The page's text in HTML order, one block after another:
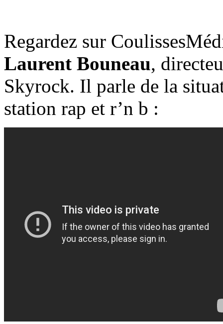
Regardez sur
Laurent Bouneau,
Skyrock. Il parle de la
station rap et r’n b :